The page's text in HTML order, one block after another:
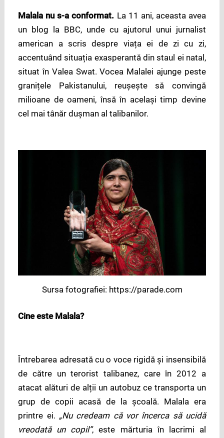
Malala nu s-a conformat. La 11 ani, aceasta avea
un blog la BBC, unde cu ajutorul unui jurnalist
american a scris despre viața ei de zi cu zi,
accentuând situația exasperantă din staul ei natal,
situat în Valea Swat. Vocea Malalei ajunge peste
granițele Pakistanului, reușește să convingă
milioane de oameni, însă în același timp devine
cel mai tânăr dușman al talibanilor.
Sursa fotografiei: https://parade.com
Cine este Malala?
Întrebarea adresată cu o voce rigidă și insensibilă
de către un terorist talibanez, care în 2012 a
atacat alături de alții un autobuz ce transporta un
grup de copii acasă de la școală. Malala era
printre ei. „Nu credeam că vor încerca să ucidă
vreodată un copil”, este mărturia în lacrimi al